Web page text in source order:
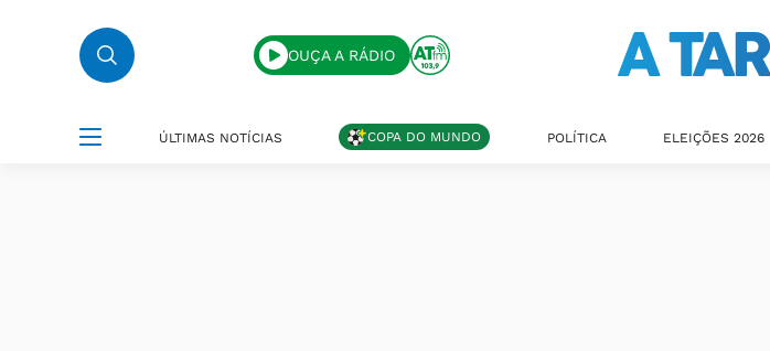
OUÇA A RÁDIO
ÚLTIMAS NOTÍCIAS COPA DO MUNDO POLÍTICA ELEIÇÕES 2026